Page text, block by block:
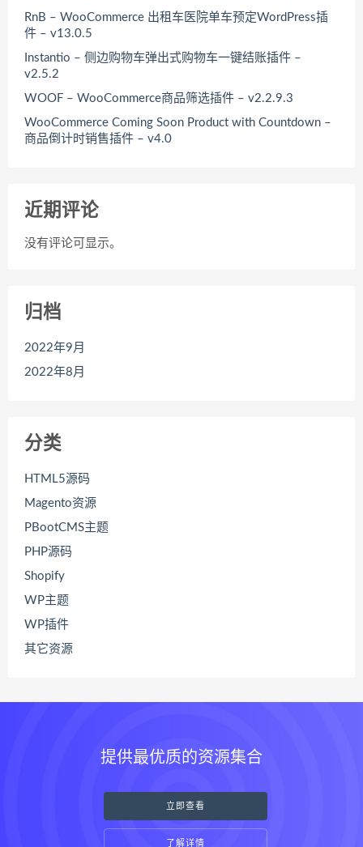
RnB – WooCommerce 出租车医院单车预定WordPress插
件 – v13.0.5
Instantio – 侧边购物车弹出式购物车一键结账插件 –
v2.5.2
WOOF – WooCommerce商品筛选插件 – v2.2.9.3
WooCommerce Coming Soon Product with Countdown –
商品倒计时销售插件 – v4.0
近期评论
没有评论可显示。
归档
2022年9月
2022年8月
分类
HTML5源码
Magento资源
PBootCMS主题
PHP源码
Shopify
WP主题
WP插件
其它资源
提供最优质的资源集合
立即查看
了解详情